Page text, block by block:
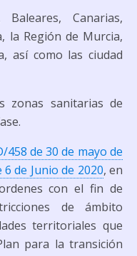
Canarias,
la Región de Murcia,
así como las ciudad
zonas sanitarias de
458 de 30 de mayo de
de Junio de 2020, en
con el fin de
de ámbito
territoriales que
para la transición